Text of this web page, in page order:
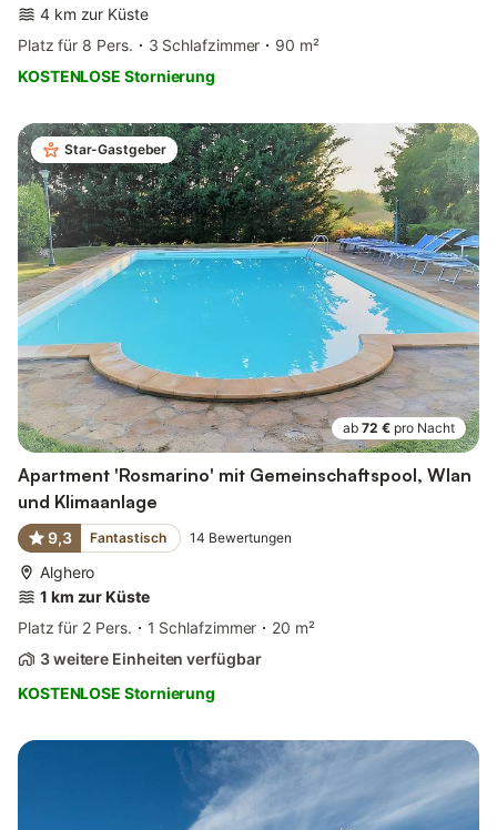
4 km zur Küste
Platz für 8 Pers.
3 Schlafzimmer
90 m²
KOSTENLOSE Stornierung
Star-Gastgeber
ab 72 € pro Nacht
Apartment 'Rosmarino' mit Gemeinschaftspool, Wlan
und Klimaanlage
9,3 Fantastisch 14 Bewertungen
Alghero
1 km zur Küste
Platz für 2 Pers.
1 Schlafzimmer
20 m²
3 weitere Einheiten verfügbar
KOSTENLOSE Stornierung